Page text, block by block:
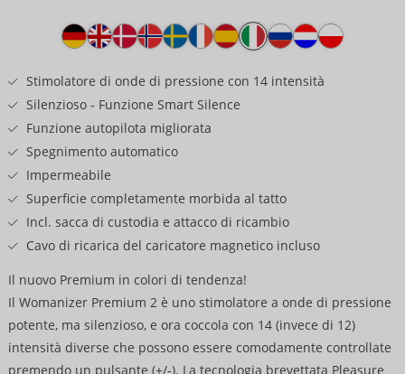
prodotto
Stimolatore di onde di pressione con 14 intensità
Silenzioso - Funzione Smart Silence
Funzione autopilota migliorata
Spegnimento automatico
Impermeabile
Superficie completamente morbida al tatto
Incl. sacca di custodia e attacco di ricambio
Cavo di ricarica del caricatore magnetico incluso
Il nuovo Premium in colori di tendenza!
Il Womanizer Premium 2 è uno stimolatore a onde di pressione
potente, ma silenzioso, e ora coccola con 14 (invece di 12)
intensità diverse che possono essere comodamente controllate
premendo un pulsante (+/-). La tecnologia brevettata Pleasure